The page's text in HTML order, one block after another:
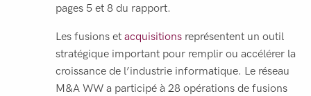
pages 5 et 8 du rapport.
Les fusions et acquisitions représentent un outil
stratégique important pour remplir ou accélérer la
croissance de l’industrie informatique. Le réseau
M&A WW a participé à 28 opérations de fusions